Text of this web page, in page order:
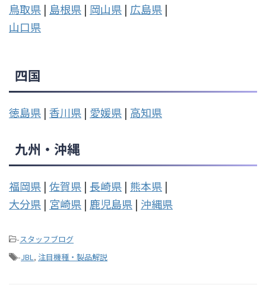
鳥取県 | 島根県 | 岡山県 | 広島県 |
山口県
四国
徳島県 | 香川県 | 愛媛県 | 高知県
九州・沖縄
福岡県 | 佐賀県 | 長崎県 | 熊本県 |
大分県 | 宮崎県 | 鹿児島県 | 沖縄県
-スタッフブログ
-JBL, 注目機種・製品解説